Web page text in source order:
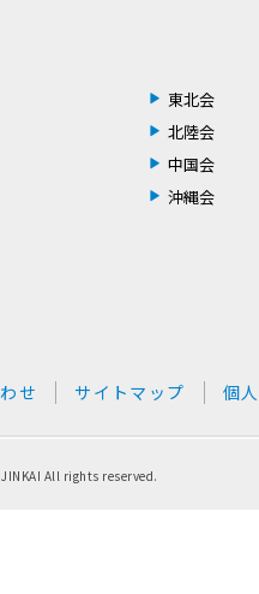
東北会
北陸会
中国会
沖縄会
せ サイトマップ 個
All rights reserved.